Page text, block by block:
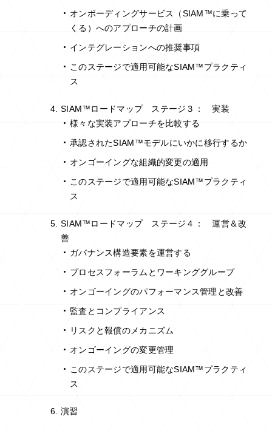
オンボーディングサービス（SIAM™に乗って
くる）へのアプローチの計画
インテグレーションへの推奨事項
このステージで適用可能なSIAM™プラクティ
ス
SIAM™ロードマップ ステージ３： 実装
様々な実装アプローチを比較する
承認されたSIAM™モデルにいかに移行するか
オンゴーイングな組織的変更の適用
このステージで適用可能なSIAM™プラクティ
ス
SIAM™ロードマップ ステージ４： 運営＆改
善
ガバナンス構造要素を運営する
プロセスフォーラムとワーキンググループ
オンゴーイングのパフォーマンス管理と改善
監査とコンプライアンス
リスクと報償のメカニズム
オンゴーイングの変更管理
このステージで適用可能なSIAM™プラクティ
ス
演習